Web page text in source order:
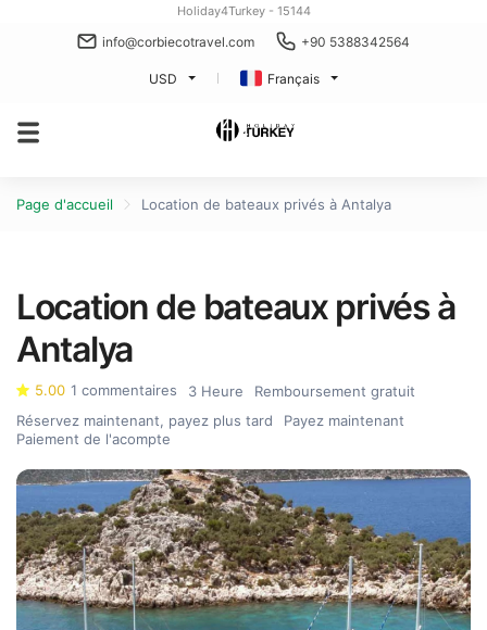
Holiday4Turkey - 15144
info@corbiecotravel.com +90 5388342564
USD Français
Page d'accueil Location de bateaux privés à Antalya
Location de bateaux privés à
Antalya
5.00 1 commentaires 3 Heure
Remboursement gratuit
Réservez maintenant, payez plus tard
Payez maintenant
Paiement de l'acompte